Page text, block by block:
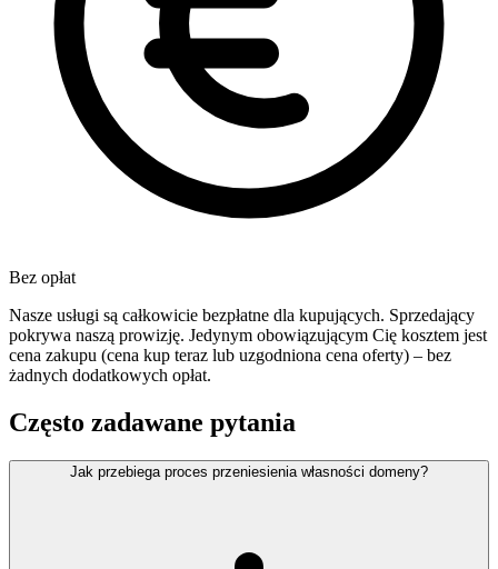
Bez opłat
Nasze usługi są całkowicie bezpłatne dla kupujących. Sprzedający
pokrywa naszą prowizję. Jedynym obowiązującym Cię kosztem jest
cena zakupu (cena kup teraz lub uzgodniona cena oferty) – bez
żadnych dodatkowych opłat.
Często zadawane pytania
Jak przebiega proces przeniesienia własności domeny?